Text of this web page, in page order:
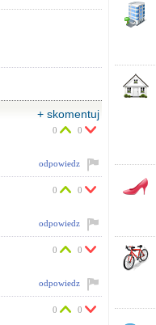
+ skomentuj
0 0
odpowiedz
0 0
odpowiedz
0 0
odpowiedz
0 0